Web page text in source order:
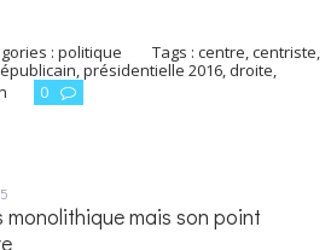
:politique Tags :centre ,centriste
présidentielle 2016 droite
0
monolithique mais son point